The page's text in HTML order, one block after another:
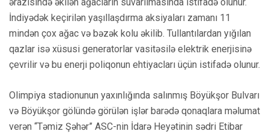
İndiyədək keçirilən yaşıllaşdırma aksiyaları zamanı 11
mindən çox ağac və bəzək kolu əkilib. Tullantılardan yığılan
qazlar isə xüsusi generatorlar vasitəsilə elektrik enerjisinə
çevrilir və bu enerji poliqonun ehtiyacları üçün istifadə olunur.
Olimpiya stadionunun yaxınlığında salınmış Böyükşor Bulvarı
və Böyükşor gölündə görülən işlər barədə qonaqlara məlumat
verən “Təmiz Şəhər” ASC-nin İdarə Heyətinin sədri Etibar